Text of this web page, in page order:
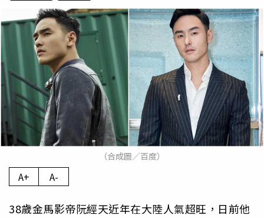
（合成圖／百度）
A+ A-
38歲金馬影帝阮經天近年在大陸人氣超旺，日前他